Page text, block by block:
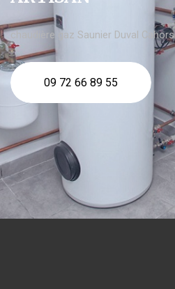
chaudière gaz Saunier Duval Cahors
09 72 66 89 55